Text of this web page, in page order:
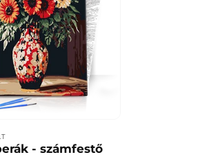
- számfestő